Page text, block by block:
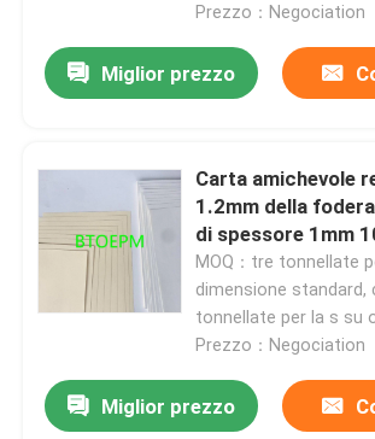
Rotolo temporaneo di protezione
Protezione del pavimento della
Carta del rivestimento per
Carta da stampa del cartone
Strati di pavimentazione
Prezzo：Negociation
Miglior prezzo
Carta amichevole
1.2mm della
di spessore 1mm
MOQ：tre tonnellate
dimensione standard,
tonnellate per la s su
Prezzo：Negociation
Miglior prezzo